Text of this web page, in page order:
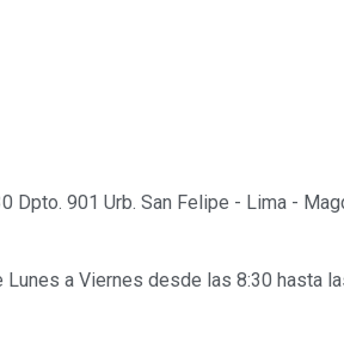
Dpto. 901 Urb. San Felipe - Lima -
Lunes a Viernes desde las 8:30 hasta